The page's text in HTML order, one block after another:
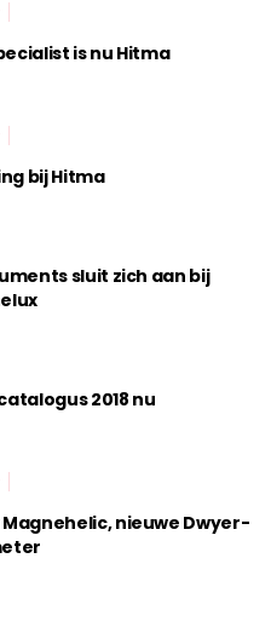
is nu Hitma
bij Hitma
sluit zich aan bij
2018 nu
nieuwe Dwyer-